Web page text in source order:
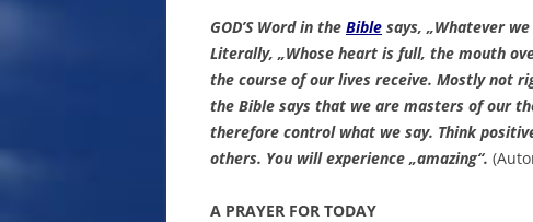
GOD’S Word in the Bible says, „Whatever
Literally, „Whose heart is full, the mouth
the course of our lives receive. Mostly not
the Bible says that we are masters of our
therefore control what we say. Think
others. You will experience „amazing“.
A PRAYER FOR TODAY